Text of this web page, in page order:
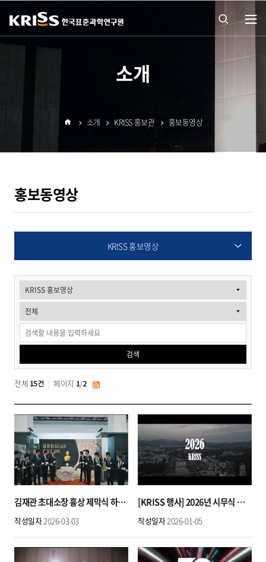
열기
소개
홍보동영상
소개 KRISS 홍보관 홍보동영상
KRISS 홍보영상
게
시
물
검
검색
전체 15건 페이지 1/2
김재관 초대소장 흉상 제막식 하이라이트 영상
작성일자2026-03-03
[KRISS 행사] 2026년 시무식 기념영상｜2025년 주요 연구성과·50주년 기념행사 및 경영성과
작성일자2026-01-05